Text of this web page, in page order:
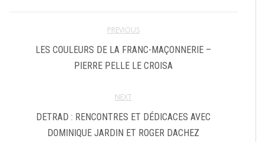
PREVIOUS
LES COULEURS DE LA FRANC-MAÇONNERIE –
PIERRE PELLE LE CROISA
NEXT
DETRAD : RENCONTRES ET DÉDICACES AVEC
DOMINIQUE JARDIN ET ROGER DACHEZ